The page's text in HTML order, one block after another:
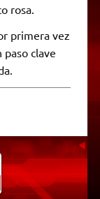
rosa.
primera vez
clave